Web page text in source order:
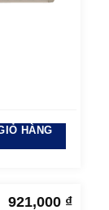
HÀNG
921,000 ₫